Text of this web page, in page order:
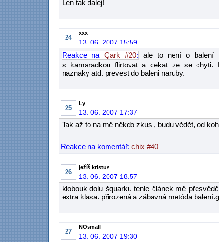
Len tak dalej!
24
xxx
13. 06. 2007 15:59
Reakce na Qark #20:
ale to není o balení
s kamaradkou flirtovat a cekat ze se chyti.
naznaky atd. prevest do baleni naruby.
25
Ly
13. 06. 2007 17:37
Tak až to na mě někdo zkusí, budu vědět, od
Reakce na komentář: chix #40
26
ježíš kristus
13. 06. 2007 18:57
klobouk dolu šquarku tenle článek mě
extra klasa. přirozená a zábavná metóda
27
NOsmall
13. 06. 2007 19:30